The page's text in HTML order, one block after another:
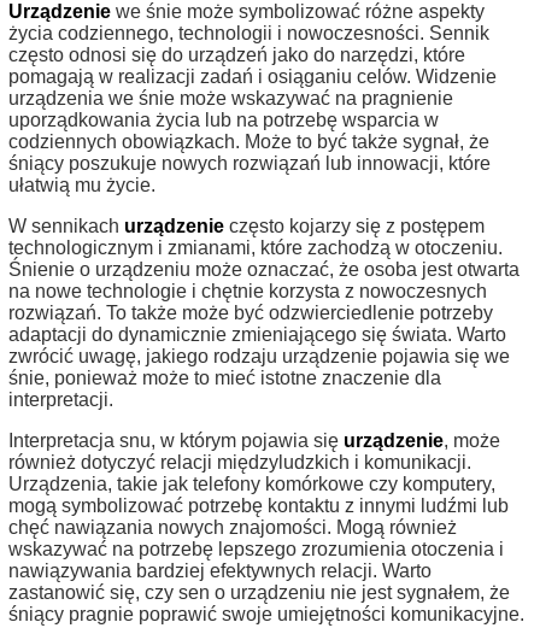
Urządzenie we śnie może symbolizować różne aspekty
życia codziennego, technologii i nowoczesności. Sennik
często odnosi się do urządzeń jako do narzędzi, które
pomagają w realizacji zadań i osiąganiu celów. Widzenie
urządzenia we śnie może wskazywać na pragnienie
uporządkowania życia lub na potrzebę wsparcia w
codziennych obowiązkach. Może to być także sygnał, że
śniący poszukuje nowych rozwiązań lub innowacji, które
ułatwią mu życie.
W sennikach urządzenie często kojarzy się z postępem
technologicznym i zmianami, które zachodzą w otoczeniu.
Śnienie o urządzeniu może oznaczać, że osoba jest otwarta
na nowe technologie i chętnie korzysta z nowoczesnych
rozwiązań. To także może być odzwierciedlenie potrzeby
adaptacji do dynamicznie zmieniającego się świata. Warto
zwrócić uwagę, jakiego rodzaju urządzenie pojawia się we
śnie, ponieważ może to mieć istotne znaczenie dla
interpretacji.
Interpretacja snu, w którym pojawia się urządzenie, może
również dotyczyć relacji międzyludzkich i komunikacji.
Urządzenia, takie jak telefony komórkowe czy komputery,
mogą symbolizować potrzebę kontaktu z innymi ludźmi lub
chęć nawiązania nowych znajomości. Mogą również
wskazywać na potrzebę lepszego zrozumienia otoczenia i
nawiązywania bardziej efektywnych relacji. Warto
zastanowić się, czy sen o urządzeniu nie jest sygnałem, że
śniący pragnie poprawić swoje umiejętności komunikacyjne.